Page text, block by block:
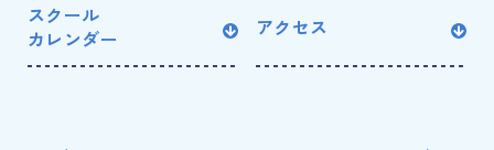
スクール
カレンダー
アクセス